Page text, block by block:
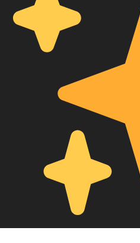
Privacy Policy
Blog
Meetups